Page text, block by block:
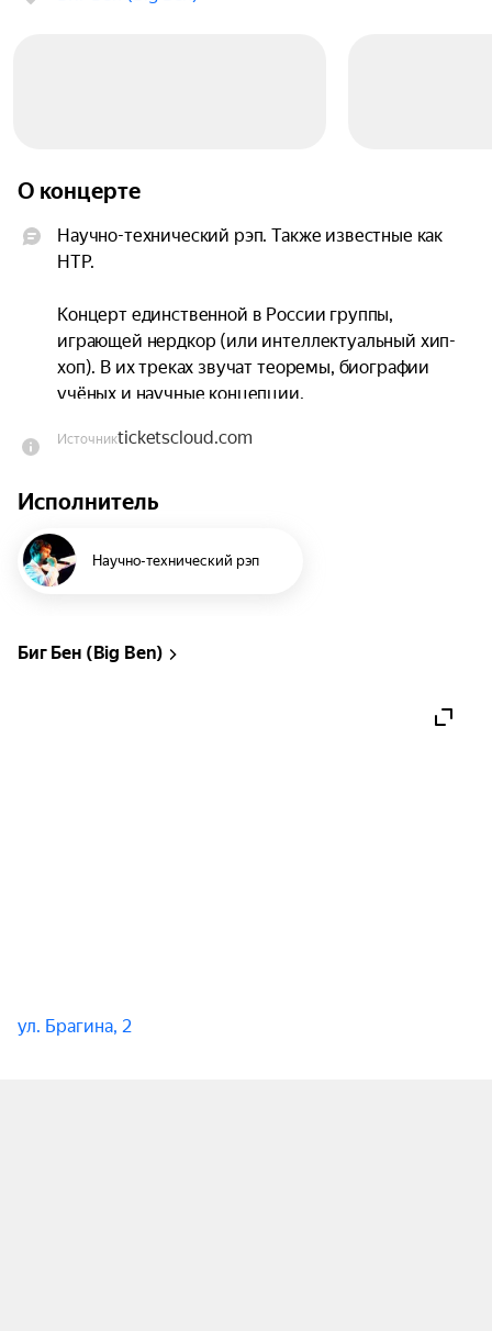
О концерте
Научно-технический рэп. Также известные как
НТР.
Концерт единственной в России группы,
играющей нердкор (или интеллектуальный хип-
хоп). В их треках звучат теоремы, биографии
учёных и научные концепции.
Манифест группы: «Нести свет знания в небытие
«Большой брат», так и новые треки. Берите
студаки и лабораторные журналы для
Источникticketscloud.com
Исполнитель
Научно-технический рэп
Биг Бен (Big Ben)
ул. Брагина, 2